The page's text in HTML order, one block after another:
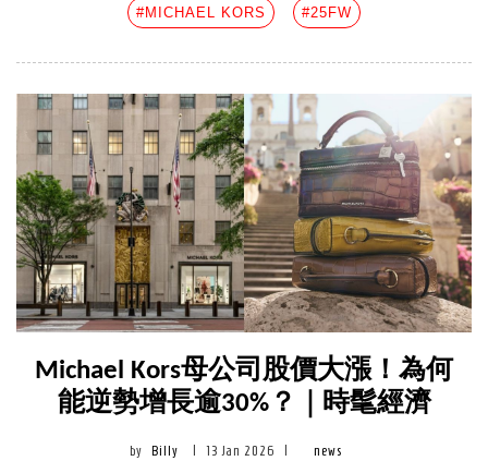
#MICHAEL KORS #25FW
Michael Kors母公司股價大漲！為何
能逆勢增長逾30%？｜時髦經濟
by Billy 13 Jan 2026 news